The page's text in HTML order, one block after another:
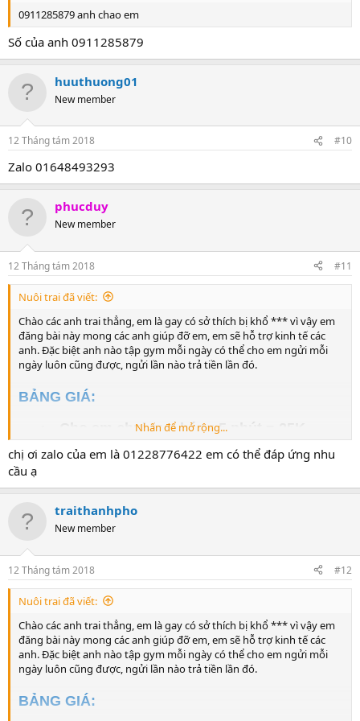
LƯU Ý:
- Đẹp trai, gym hoặc có mùi càng nặng thì sẽ
gym xong mà chơi luôn sẽ có thưởng cao
- Có thể làm hết hoặc tùy chọn theo ý các anh
- Mỗi ngày chỉ tiếp tối đa 2 anh
YÊU CẦU:
- Trai thẳng 100%, men, đẹp, ốm hoặc gym
- Cơ thể, quần lót, giày, vớ có mùi hôi (càng
LIÊN HỆ:
Để lại zalo, em sẽ add ngay.
0911285879 anh chao em
Số của anh 0911285879
huuthuong01
New member
12 Tháng tám 2018 #10
Zalo 01648493293
phucduy
New member
12 Tháng tám 2018 #11
Nuôi trai đã viết:
Chào các anh trai thẳng, em là gay có sở thích bị khổ *** vì vậy em
đăng bài này mong các anh giúp đỡ em, em sẽ hỗ trợ kinh tế các
anh. Đặc biệt anh nào tập gym mỗi ngày có thể cho em ngửi mỗi
ngày luôn cũng được, ngửi lần nào trả tiền lần đó.
BẢNG GIÁ:
- Cho em chui qua háng 5 phút = 25K
- Cho em ngửi và liếm giày 5 phút = 25K
-Cho em ngửi và liếm nách 5 phút = 25K
- Nhổ nước bọt cho em uống 10 lần = 25K
- Nhai thức ăn nhả ra cho em ăn = 25K
-Cho em ngửi và liếm quần lót 5 phút =
50K
-Cho em n
Cho em n
gửi và liếm đít 5 phút = 50K
- Tát mạnh vào mặt em 50 cái = 50K
- Đái cho em uống = 50K
- Cho em uống tinh = 100K
TỔNG: 500K
Nhấn để mở rộng...
chị ơi zalo của em là 01228776422 em có thể đáp ứng nhu
cầu ạ
traithanhpho
New member
12 Tháng tám 2018 #12
Nuôi trai đã viết:
Chào các anh trai thẳng, em là gay có sở thích bị khổ *** vì vậy em
đăng bài này mong các anh giúp đỡ em, em sẽ hỗ trợ kinh tế các
anh. Đặc biệt anh nào tập gym mỗi ngày có thể cho em ngửi mỗi
ngày luôn cũng được, ngửi lần nào trả tiền lần đó.
BẢNG GIÁ: